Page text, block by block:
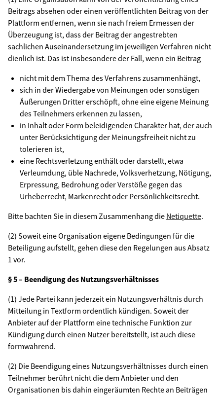
Beitrags absehen oder einen veröffentlichten Beitrag von der
Plattform entfernen, wenn sie nach freiem Ermessen der
Überzeugung ist, dass der Beitrag der angestrebten
sachlichen Auseinandersetzung im jeweiligen Verfahren nicht
dienlich ist. Das ist insbesondere der Fall, wenn ein Beitrag
nicht mit dem Thema des Verfahrens zusammenhängt,
sich in der Wiedergabe von Meinungen oder sonstigen
Äußerungen Dritter erschöpft, ohne eine eigene Meinung
des Teilnehmers erkennen zu lassen,
in Inhalt oder Form beleidigenden Charakter hat, der auch
unter Berücksichtigung der Meinungsfreiheit nicht zu
tolerieren ist,
eine Rechtsverletzung enthält oder darstellt, etwa
Verleumdung, üble Nachrede, Volksverhetzung, Nötigung,
Erpressung, Bedrohung oder Verstöße gegen das
Urheberrecht, Markenrecht oder Persönlichkeitsrecht.
Bitte bachten Sie in diesem Zusammenhang die Netiquette.
(2) Soweit eine Organisation eigene Bedingungen für die
Beteiligung aufstellt, gehen diese den Regelungen aus Absatz
1 vor.
§ 5 – Beendigung des Nutzungsverhältnisses
(1) Jede Partei kann jederzeit ein Nutzungsverhältnis durch
Mitteilung in Textform ordentlich kündigen. Soweit der
Anbieter auf der Plattform eine technische Funktion zur
Kündigung durch einen Nutzer bereitstellt, ist auch diese
formwahrend.
(2) Die Beendigung eines Nutzungsverhältnisses durch einen
Teilnehmer berührt nicht die dem Anbieter und den
Organisationen bis dahin eingeräumten Rechte an Beiträgen